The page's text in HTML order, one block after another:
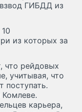
ГИБДД из
из которых за
что рейдовых
учитывая, что
поступать.
Комлеве.
карьера,